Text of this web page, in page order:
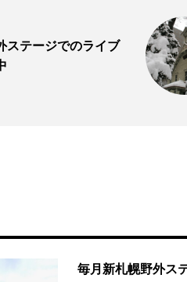
ステージでのライブ
毎月新札幌野外ス